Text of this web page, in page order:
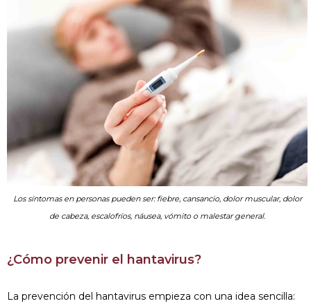
Los síntomas en personas pueden ser: fiebre, cansancio, dolor muscular, dolor
de cabeza, escalofríos, náusea, vómito o malestar general.
¿Cómo prevenir el hantavirus?
La prevención del hantavirus empieza con una idea sencilla: